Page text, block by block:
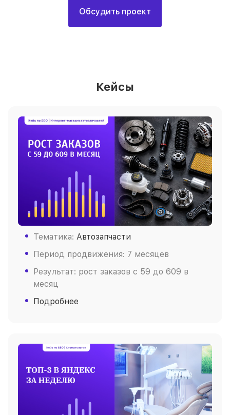
Обсудить проект
Кейсы
Тематика: Автозапчасти
Период продвижения: 7 месяцев
Результат: рост заказов c 59 до 609 в
месяц
Подробнее